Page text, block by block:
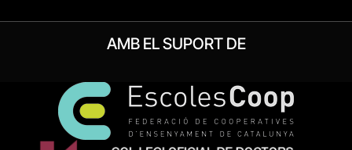
AMB EL SUPORT DE